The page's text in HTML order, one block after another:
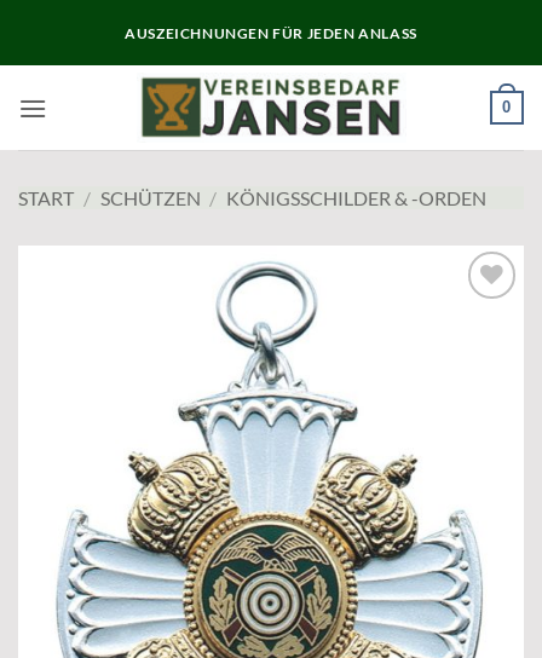
AUSZEICHNUNGEN FÜR JEDEN ANLASS
0
START / SCHÜTZEN / KÖNIGSSCHILDER & -ORDEN